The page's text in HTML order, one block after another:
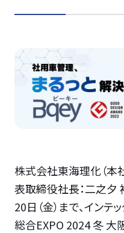
株式会社東海理化（本
表取締役社長：二之夕
20日（金）まで、インテ
総合EXPO 2024 冬 大